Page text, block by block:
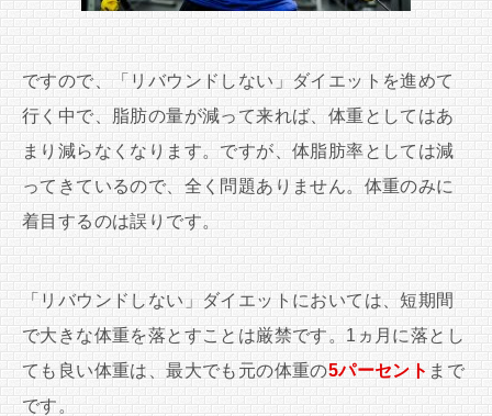
ですので、「リバウンドしない」ダイエットを進めて
行く中で、脂肪の量が減って来れば、体重としてはあ
まり減らなくなります。ですが、体脂肪率としては減
ってきているので、全く問題ありません。体重のみに
着目するのは誤りです。
「リバウンドしない」ダイエットにおいては、短期間
で大きな体重を落とすことは厳禁です。1ヵ月に落とし
ても良い体重は、最大でも元の体重の5パーセント まで
です。